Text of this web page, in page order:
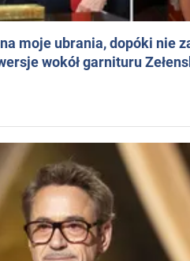
moje ubrania, dopóki nie
wokół garnituru